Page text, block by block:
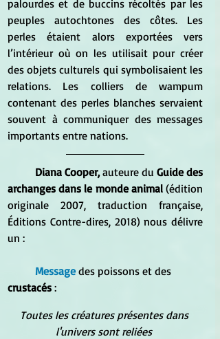
palourdes et de buccins récoltés par les
peuples autochtones des côtes. Les
perles étaient alors exportées vers
l’intérieur où on les utilisait pour créer
des objets culturels qui symbolisaient les
relations. Les colliers de wampum
contenant des perles blanches servaient
souvent à communiquer des messages
importants entre nations.
Diana Cooper, auteure du Guide des
archanges dans le monde animal (édition
originale 2007, traduction française,
Éditions Contre-dires, 2018) nous délivre
un :
Message des poissons et des
crustacés :
Toutes les créatures présentes dans
l'univers sont reliées